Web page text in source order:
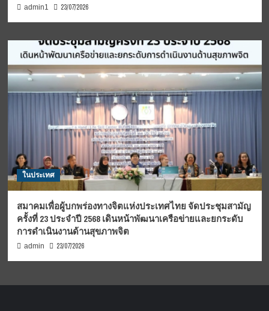
admin1 23/07/2026
ในประเทศ
สมาคมเพื่อผู้บกพร่องทางจิตแห่งประเทศไทย จัดประชุมสามัญ
ครั้งที่ 23 ประจำปี 2568 เดินหน้าพัฒนาเครือข่ายและยกระดับ
การดำเนินงานด้านสุขภาพจิต
admin 23/07/2026